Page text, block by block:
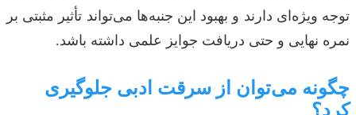
توجه ویژه‌ای دارند و بهبود این جنبه‌ها می‌تواند تأثیر مثبتی بر
نمره نهایی و حتی دریافت جوایز علمی داشته باشد.
چگونه می‌توان از سرقت ادبی جلوگیری
کرد؟